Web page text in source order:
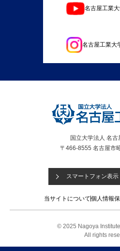
名古屋工業
名古屋工業大
国立大学法人 名古
〒466-8555 名古屋市
スマートフォン表示
当サイトについて個人情報
© 2025 Nagoya
All rights